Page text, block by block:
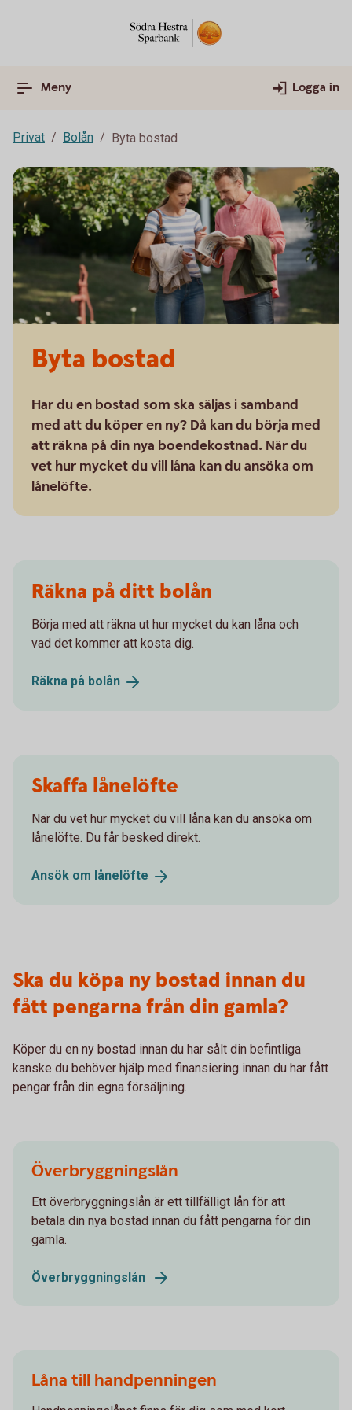
Meny Logga in
Privat Bolån Byta bostad
Byta bostad
Har du en bostad som ska säljas i samband
med att du köper en ny? Då kan du börja med
att räkna på din nya boendekostnad. När du
vet hur mycket du vill låna kan du ansöka om
lånelöfte.
Räkna på ditt bolån
Börja med att räkna ut hur mycket du kan låna och
vad det kommer att kosta dig.
Räkna på bolån
Skaffa lånelöfte
När du vet hur mycket du vill låna kan du ansöka om
lånelöfte. Du får besked direkt.
Ansök om lånelöfte
Ska du köpa ny bostad innan du
fått pengarna från din gamla?
Köper du en ny bostad innan du har sålt din befintliga
kanske du behöver hjälp med finansiering innan du har fått
pengar från din egna försäljning.
Överbryggningslån
Ett överbryggningslån är ett tillfälligt lån för att
betala din nya bostad innan du fått pengarna för din
gamla.
Överbryggningslån
Låna till handpenningen